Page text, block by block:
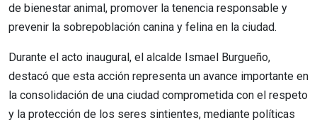
de bienestar animal, promover la tenencia responsable y
prevenir la sobrepoblación canina y felina en la ciudad.
Durante el acto inaugural, el alcalde Ismael Burgueño,
destacó que esta acción representa un avance importante en
la consolidación de una ciudad comprometida con el respeto
y la protección de los seres sintientes, mediante políticas